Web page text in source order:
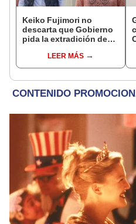
Keiko Fujimori no
descarta que Gobierno
pida la extradición de
dentro de nuestras
facultades"
LEER MÁS